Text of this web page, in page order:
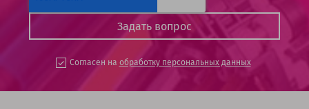
Согласен на обработку персональных данных